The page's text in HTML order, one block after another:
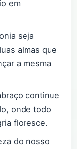
em
seja
almas que
a mesma
continue
onde todo
floresce.
do nosso